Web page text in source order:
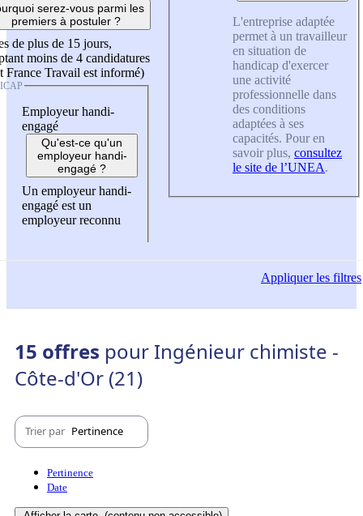
serez-vous parmi les
premiers à postuler ?
de plus de 15 jours,
moins de 4 candidatures
France Travail est informé)
Employeur handi-
engagé
Qu'est-ce qu'un
employeur handi-
engagé ?
Un employeur handi-
engagé est un
employeur reconnu
L'entreprise adaptée
permet à un travailleur
en situation de
handicap d'exercer
une activité
professionnelle dans
des conditions
adaptées à ses
capacités. Pour en
savoir plus, consultez
le site de l’UNEA.
Appliquerles filtres
15 offres pour Ingénieur chimiste -
Côte-d'Or (21)
Trier par Pertinence
Pertinence
Date